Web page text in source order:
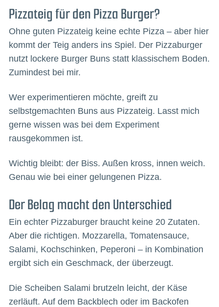
Pizzateig für den Pizza Burger?
Ohne guten Pizzateig keine echte Pizza – aber hier
kommt der Teig anders ins Spiel. Der Pizzaburger
nutzt lockere Burger Buns statt klassischem Boden.
Zumindest bei mir.
Wer experimentieren möchte, greift zu
selbstgemachten Buns aus Pizzateig. Lasst mich
gerne wissen was bei dem Experiment
rausgekommen ist.
Wichtig bleibt: der Biss. Außen kross, innen weich.
Genau wie bei einer gelungenen Pizza.
Der Belag macht den Unterschied
Ein echter Pizzaburger braucht keine 20 Zutaten.
Aber die richtigen. Mozzarella, Tomatensauce,
Salami, Kochschinken, Peperoni – in Kombination
ergibt sich ein Geschmack, der überzeugt.
Die Scheiben Salami brutzeln leicht, der Käse
zerläuft. Auf dem Backblech oder im Backofen